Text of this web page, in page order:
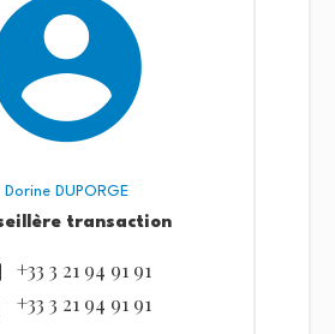
Dorine DUPORGE
transaction
+33 3 21 94 91 91
+33 3 21 94 91 91